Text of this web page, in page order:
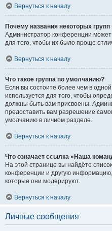
Вернуться к началу
Почему названия некоторых
Администратор конференции может
для того, чтобы их было проще
Вернуться к началу
Что такое группа по умолчанию?
Если вы состоите более чем в
используется для того, чтобы
должны быть вам присвоены.
предоставить вам разрешение
умолчанию в личном разделе.
Вернуться к началу
Что означает ссылка «Наша
На этой странице вы найдёте
конференции и другую
которые они модерируют.
Вернуться к началу
Личные сообщения